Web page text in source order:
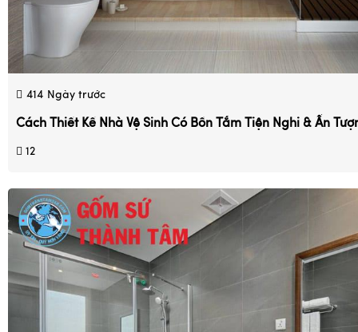
414 Ngày trước
Cách Thiết Kế Nhà Vệ Sinh Có Bồn Tắm Tiện Nghi & Ấn
12